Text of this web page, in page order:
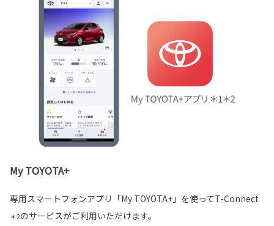
My TOYOTA+
専用スマートフォンアプリ「My TOYOTA+」を使ってT-Connect
＊2のサービスがご利用いただけます。